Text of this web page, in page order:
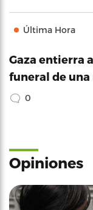
Última Hora
Gaza entierra
funeral de
0
Opiniones